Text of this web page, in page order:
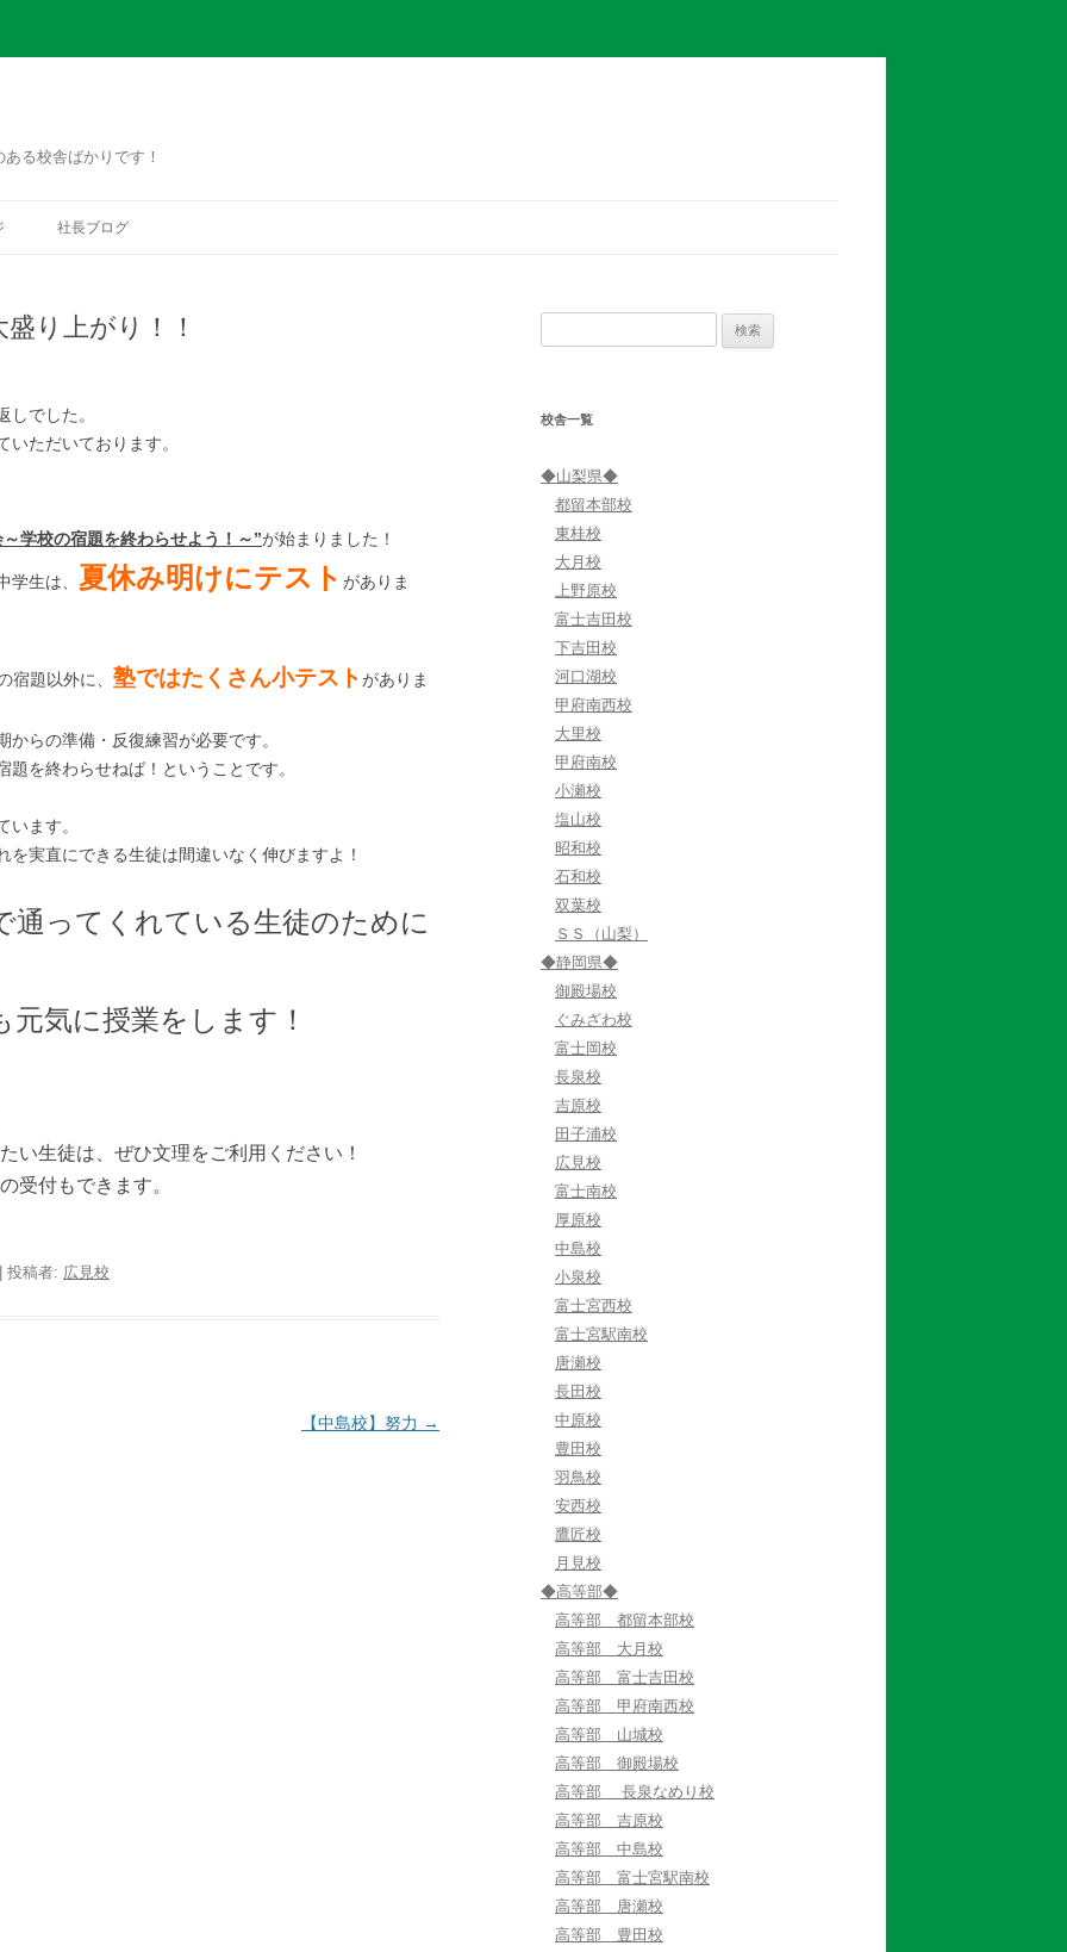
る校舎ばかりです！
社長ブログ
り上がり！！
でした。
ただいております。
～学校の宿題を終わらせよう！～”が始まりました！
学生は、 夏休み明けにテスト がありま
題以外に、 塾ではたくさん小テストがありま
らの準備・反復練習が必要です。
を終わらせねば！ということです。
ます。
実直にできる生徒は間違いなく伸びますよ！
通ってくれている生徒のために
気に授業をします！
い生徒は、ぜひ文理をご利用ください！
受付もできます。
投稿者: 広見校
【中島校】努力 →
校舎一覧
◆山梨県◆
都留本部校
東桂校
大月校
上野原校
富士吉田校
下吉田校
河口湖校
甲府南西校
大里校
甲府南校
小瀬校
塩山校
昭和校
石和校
双葉校
ＳＳ（山梨）
◆静岡県◆
御殿場校
ぐみざわ校
富士岡校
長泉校
吉原校
田子浦校
広見校
富士南校
厚原校
中島校
小泉校
富士宮西校
富士宮駅南校
唐瀬校
長田校
中原校
豊田校
羽鳥校
安西校
鷹匠校
月見校
◆高等部◆
高等部 都留本部校
高等部 大月校
高等部 富士吉田校
高等部 甲府南西校
高等部 山城校
高等部 御殿場校
高等部 長泉なめり校
高等部 吉原校
高等部 中島校
高等部 富士宮駅南校
高等部 唐瀬校
高等部 豊田校